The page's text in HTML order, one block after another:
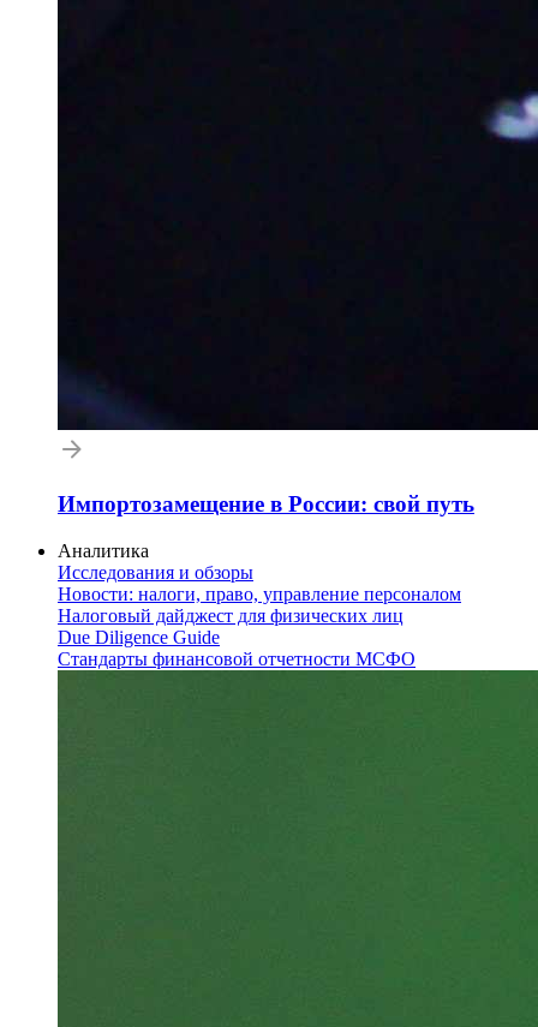
Импортозамещение в России: свой путь
Аналитика
Исследования и обзоры
Новости: налоги, право, управление персоналом
Налоговый дайджест для физических лиц
Due Diligence Guide
Стандарты финансовой отчетности МСФО